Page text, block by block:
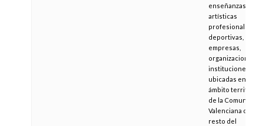
enseñanzas
artísticas
profesionales y
deportivas, en
empresas,
organizaciones o
instituciones
ubicadas en el
ámbito territorial
de la Comunitat
Valenciana o en el
resto del